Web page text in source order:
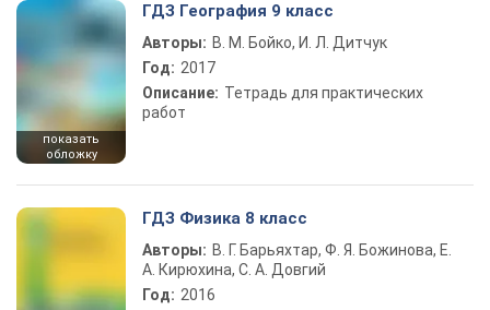
показать
обложку
ГДЗ География 9 класс
Авторы: В. М. Бойко, И. Л. Дитчук
Год: 2017
Описание: Тетрадь для практических
работ
ГДЗ Физика 8 класс
Авторы: В. Г. Барьяхтар, Ф. Я. Божинова, Е.
А. Кирюхина, С. А. Довгий
Год: 2016